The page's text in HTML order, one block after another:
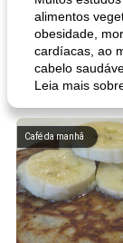
alimentos
obesidade,
cardíacas, ao
cabelo
Leia mais
Café da manhã